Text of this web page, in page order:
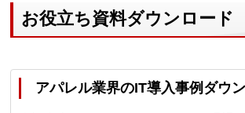
お役立ち資料ダウンロード
アパレル業界のIT導入事例ダウ